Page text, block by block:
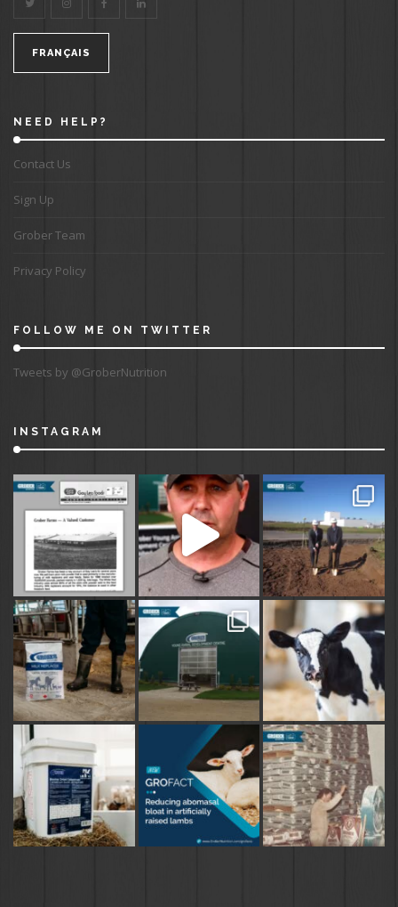
FRANÇAIS
NEED HELP?
Contact Us
Sign Up
Grober Team
Privacy Policy
FOLLOW ME ON TWITTER
Tweets by @GroberNutrition
INSTAGRAM